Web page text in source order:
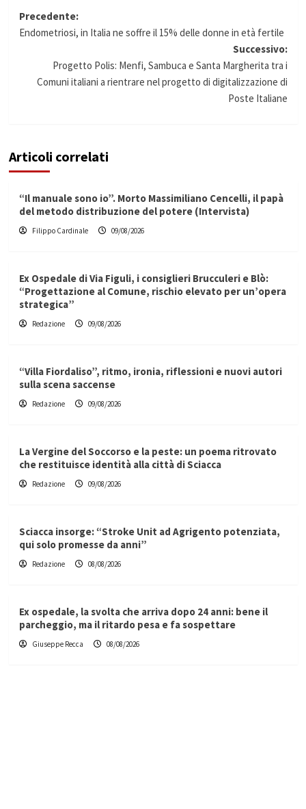
Navigazione
articolo
Precedente:
Endometriosi, in Italia ne soffre il 15% delle donne in età fertile
Successivo:
Progetto Polis: Menfi, Sambuca e Santa Margherita tra i
Comuni italiani a rientrare nel progetto di digitalizzazione di
Poste Italiane
Articoli correlati
“Il manuale sono io”. Morto Massimiliano Cencelli, il papà
del metodo distribuzione del potere (Intervista)
Filippo Cardinale 09/08/2026
Ex Ospedale di Via Figuli, i consiglieri Brucculeri e Blò:
“Progettazione al Comune, rischio elevato per un’opera
strategica”
Redazione 09/08/2026
“Villa Fiordaliso”, ritmo, ironia, riflessioni e nuovi autori
sulla scena saccense
Redazione 09/08/2026
La Vergine del Soccorso e la peste: un poema ritrovato
che restituisce identità alla città di Sciacca
Redazione 09/08/2026
Sciacca insorge: “Stroke Unit ad Agrigento potenziata,
qui solo promesse da anni”
Redazione 08/08/2026
Ex ospedale, la svolta che arriva dopo 24 anni: bene il
parcheggio, ma il ritardo pesa e fa sospettare
Giuseppe Recca 08/08/2026